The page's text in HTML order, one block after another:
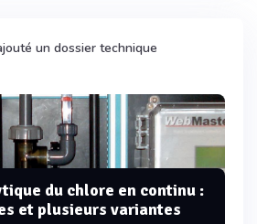
un dossier technique
du chlore en continu :
et plusieurs variantes